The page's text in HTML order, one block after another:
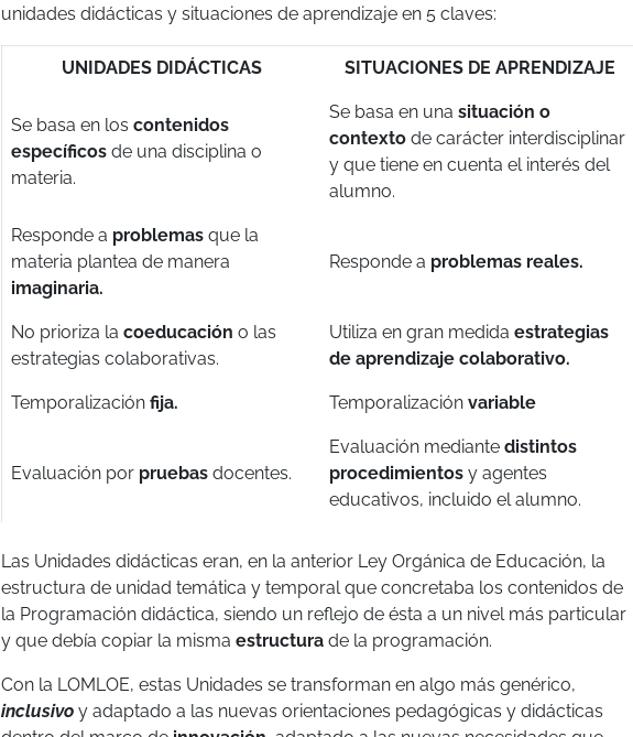
unidades didácticas y situaciones de aprendizaje en 5 claves:
UNIDADES DIDÁCTICAS SITUACIONES DE APRENDIZAJE
Se basa en los contenidos
específicos de una disciplina o
materia.
Se basa en una situación o
contexto de carácter interdisciplinar
y que tiene en cuenta el interés del
alumno.
Responde a problemas que la
materia plantea de manera
imaginaria.
Responde a problemas reales.
No prioriza la coeducación o las
estrategias colaborativas.
Utiliza en gran medida estrategias
de aprendizaje colaborativo.
Temporalización fija. Temporalización variable
Evaluación por pruebas docentes.
Evaluación mediante distintos
procedimientos y agentes
educativos, incluido el alumno.
Las Unidades didácticas eran, en la anterior Ley Orgánica de Educación, la
estructura de unidad temática y temporal que concretaba los contenidos de
la Programación didáctica, siendo un reflejo de ésta a un nivel más particular
y que debía copiar la misma estructura de la programación.
Con la LOMLOE, estas Unidades se transforman en algo más genérico,
inclusivo y adaptado a las nuevas orientaciones pedagógicas y didácticas